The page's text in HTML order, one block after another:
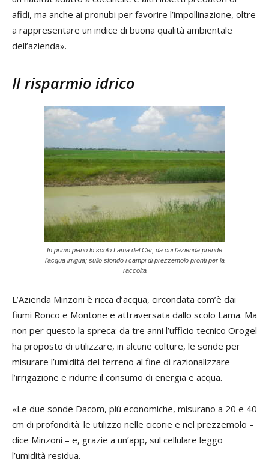
afidi, ma anche ai pronubi per favorire l’impollinazione, oltre
a rappresentare un indice di buona qualità ambientale
dell’azienda».
Il risparmio idrico
In primo piano lo scolo Lama del Cer, da cui l’azienda prende
l’acqua irrigua; sullo sfondo i campi di prezzemolo pronti per la
raccolta
L’Azienda Minzoni è ricca d’acqua, circondata com’è dai
fiumi Ronco e Montone e attraversata dallo scolo Lama. Ma
non per questo la spreca: da tre anni l’ufficio tecnico Orogel
ha proposto di utilizzare, in alcune colture, le sonde per
misurare l’umidità del terreno al fine di razionalizzare
l’irrigazione e ridurre il consumo di energia e acqua.
«Le due sonde Dacom, più economiche, misurano a 20 e 40
cm di profondità: le utilizzo nelle cicorie e nel prezzemolo –
dice Minzoni – e, grazie a un’app, sul cellulare leggo
l’umidità residua.